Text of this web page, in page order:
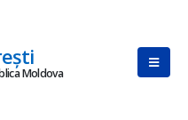
Moldova